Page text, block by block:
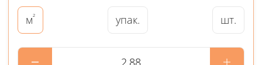
м² упак. шт.